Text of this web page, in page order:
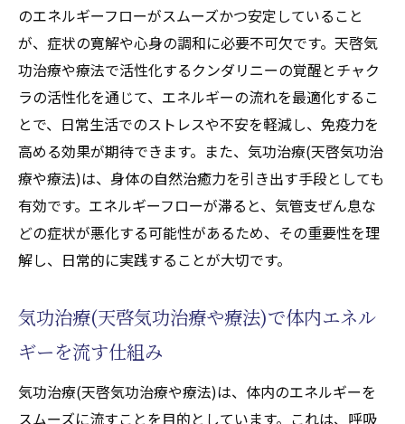
のエネルギーフローがスムーズかつ安定していること
が、症状の寛解や心身の調和に必要不可欠です。天啓気
功治療や療法で活性化するクンダリニーの覚醒とチャク
ラの活性化を通じて、エネルギーの流れを最適化するこ
とで、日常生活でのストレスや不安を軽減し、免疫力を
高める効果が期待できます。また、気功治療(天啓気功治
療や療法)は、身体の自然治癒力を引き出す手段としても
有効です。エネルギーフローが滞ると、気管支ぜん息な
どの症状が悪化する可能性があるため、その重要性を理
解し、日常的に実践することが大切です。
気功治療(天啓気功治療や療法)で体内エネル
ギーを流す仕組み
気功治療(天啓気功治療や療法)は、体内のエネルギーを
スムーズに流すことを目的としています。これは、呼吸